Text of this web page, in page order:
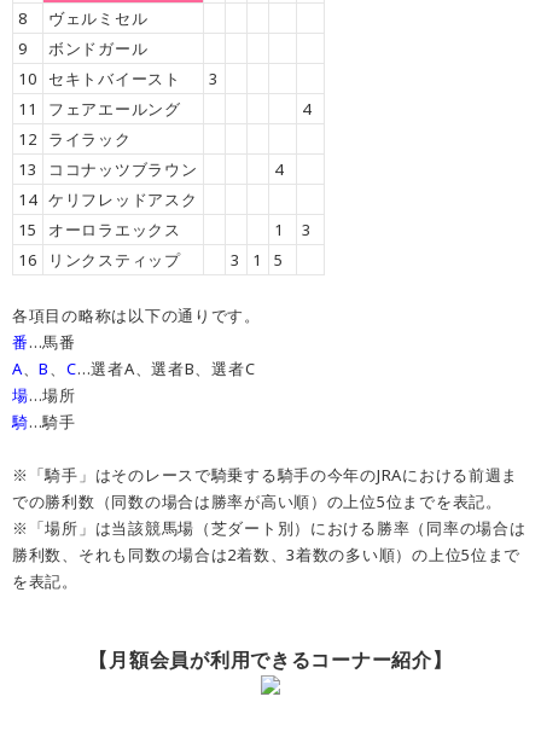
8
ヴェルミセル
9
ボンドガール
10
セキトバイースト
3
11
フェアエールング
4
12
ライラック
13
ココナッツブラウン
4
14 ケリフレッドアスク
15
オーロラエックス 1
3
16
リンクスティップ 3 1 5
各項目の略称は以下の通りです。
番…馬番
A、B、 C…選者A、選者B、選者C
場…場所
騎…騎手
※「騎手」はそのレースで騎乗する騎手の今年のJRAにおける前週ま
での勝利数（同数の場合は勝率が高い順）の上位5位までを表記。
※「場所」は当該競馬場（芝ダート別）における勝率（同率の場合は
勝利数、それも同数の場合は2着数、3着数の多い順）の上位5位まで
を表記。
【月額会員が利用できるコーナー紹介】